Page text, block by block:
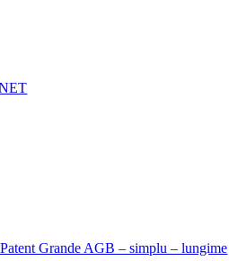
Grande AGB – simplu – lungime